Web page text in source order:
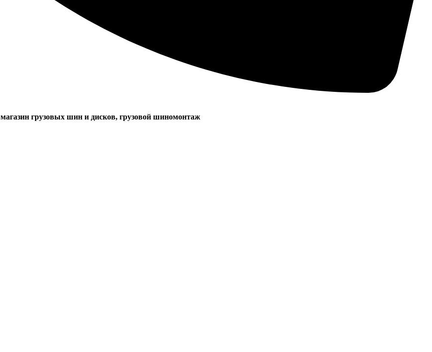
магазин грузовых шин и дисков, грузовой шиномонтаж